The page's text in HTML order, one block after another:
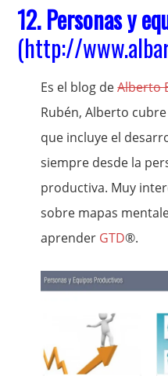
12.Personas y
(http://
Es el blog deAlberto
Rubén, Alberto
que incluye el
siempre desde la
productiva. Muy
sobre mapas
aprender GTD®.